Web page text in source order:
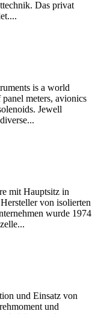
Das privat
is a world
meters, avionics
Jewell
mit Hauptsitz in
von isolierten
wurde 1974
und Einsatz von
und